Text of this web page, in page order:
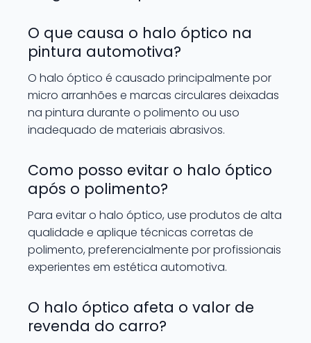
O que causa o halo óptico na
pintura automotiva?
O halo óptico é causado principalmente por
micro arranhões e marcas circulares deixadas
na pintura durante o polimento ou uso
inadequado de materiais abrasivos.
Como posso evitar o halo óptico
após o polimento?
Para evitar o halo óptico, use produtos de alta
qualidade e aplique técnicas corretas de
polimento, preferencialmente por profissionais
experientes em estética automotiva.
O halo óptico afeta o valor de
revenda do carro?